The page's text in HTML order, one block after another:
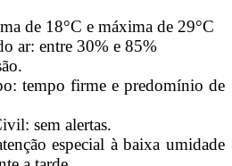
de 18°C e máxima de 29°C
ar: entre 30% e 85%
tempo firme e predomínio de
sem alertas.
especial à baixa umidade